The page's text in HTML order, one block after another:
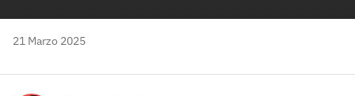
21 Marzo 2025